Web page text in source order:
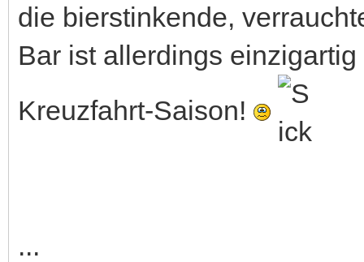
die bierstinkende,
Bar ist allerdings
Kreuzfahrt-Saison!
...